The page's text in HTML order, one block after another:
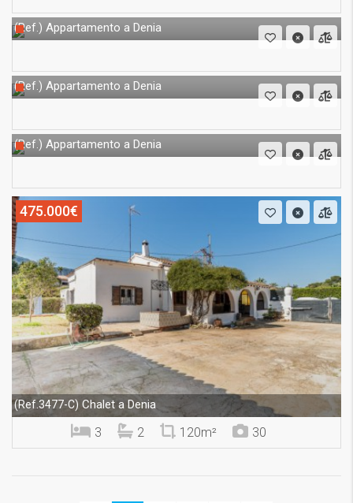
(Ref.) Appartamento a Denia
(Ref.) Appartamento a Denia
(Ref.) Appartamento a Denia
475.000€
(Ref.3477-C) Chalet a Denia
3 2 120m² 30